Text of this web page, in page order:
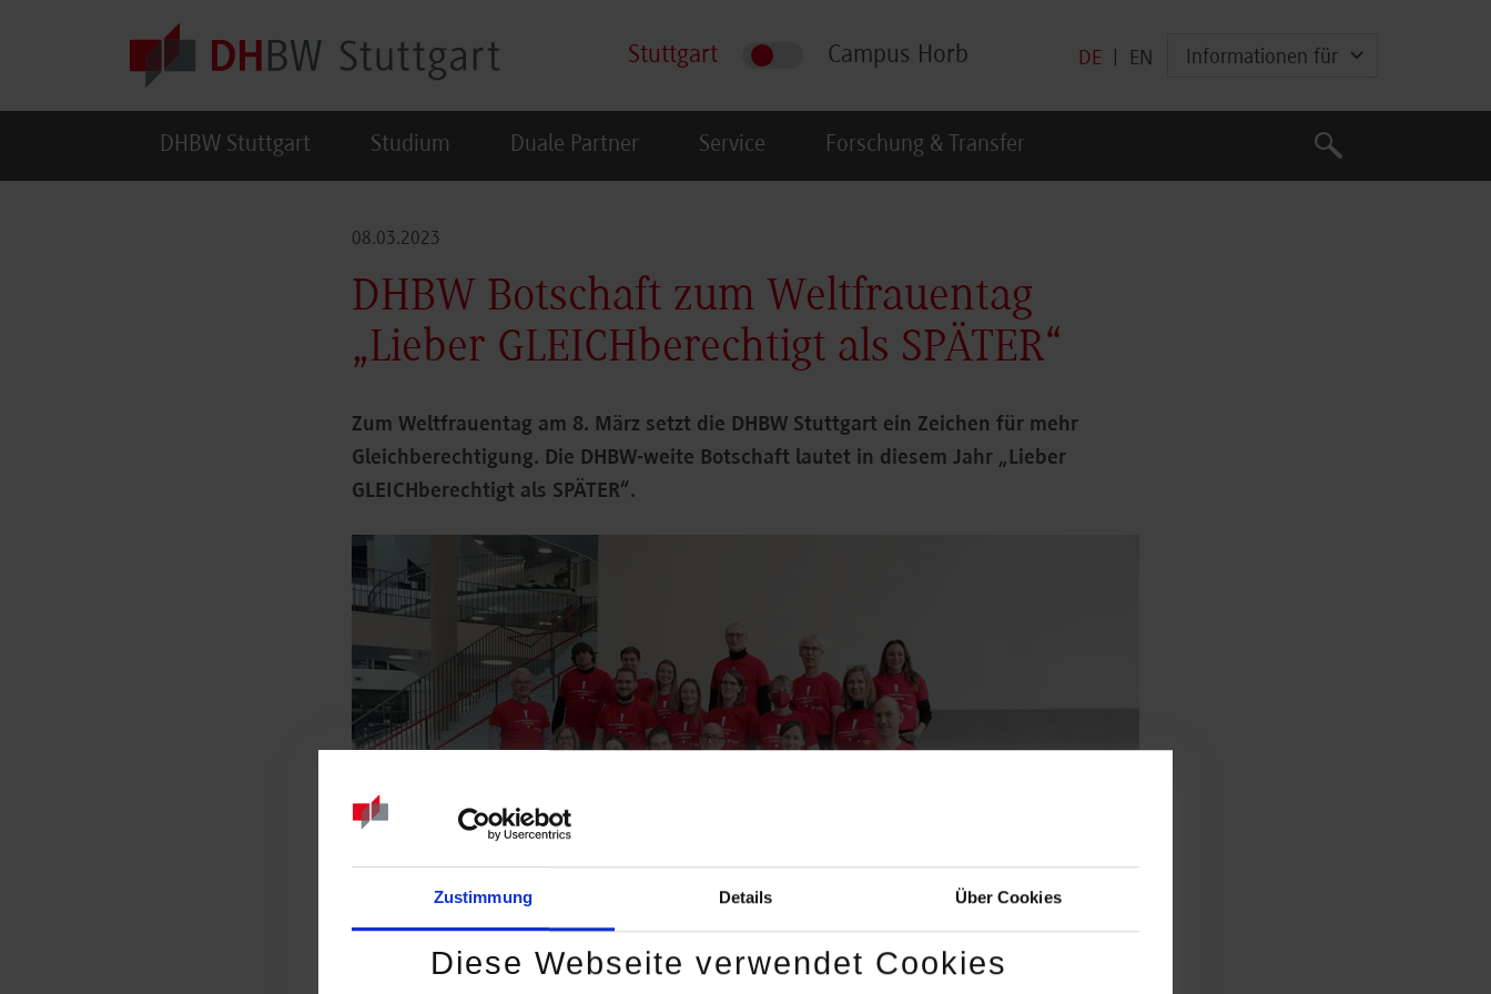
Zustimmung Details Über Cookies
Diese Webseite verwendet Cookies
Stuttgart Campus Horb DE EN Informationen für
DHBW Stuttgart Studium Duale Partner Service Forschung & Transfer
Suche
Suche
08.03.2023
DHBW Botschaft zum Weltfrauentag
„Lieber GLEICHberechtigt als SPÄTER“
Zum Weltfrauentag am 8. März setzt die DHBW Stuttgart ein Zeichen für mehr
Gleichberechtigung. Die DHBW-weite Botschaft lautet in diesem Jahr „Lieber
GLEICHberechtigt als SPÄTER“.